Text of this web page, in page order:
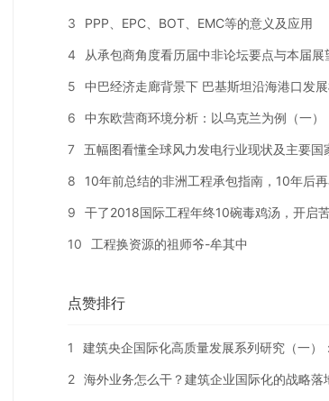
3 PPP、EPC、BOT、EMC等的意义及应用
4 从承包商角度看历届中非论坛要点与本届展
5 中巴经济走廊背景下 巴基斯坦沿海港口发
6 中东欧营商环境分析：以乌克兰为例（一）
7 五幅图看懂全球风力发电行业现状及主要国
8 10年前总结的非洲工程承包指南，10年后
9 干了2018国际工程年终10碗毒鸡汤，开启
10 工程换资源的祖师爷-牟其中
点赞排行
1 建筑央企国际化高质量发展系列研究（一）
2 海外业务怎么干？建筑企业国际化的战略落